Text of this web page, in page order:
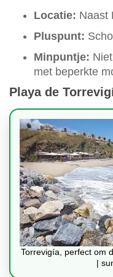
Locatie: Naast
Pluspunt:
Minpuntje:
met beperkte
Playa de
Torrevigía, perfect om
|